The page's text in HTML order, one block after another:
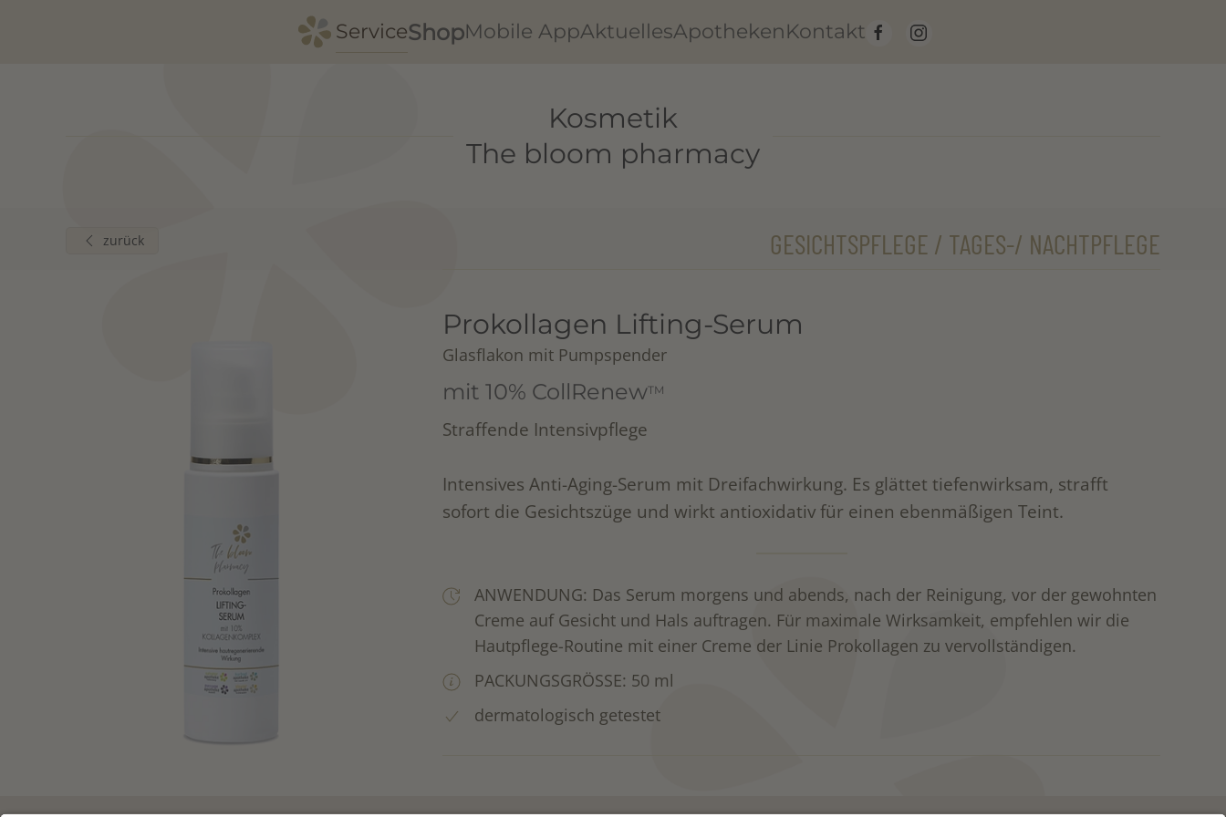
ServiceShopMobile AppAktuellesApothekenKontakt
Kosmetik
The bloom pharmacy
zurück GESICHTSPFLEGE / TAGES-/ NACHTPFLEGE
Prokollagen Lifting-Serum
Glasflakon mit Pumpspender
mit 10% CollRenew TM
Straffende Intensivpflege
Intensives Anti-Aging-Serum mit Dreifachwirkung. Es glättet tiefenwirksam, strafft
sofort die Gesichtszüge und wirkt antioxidativ für einen ebenmäßigen Teint.
ANWENDUNG: Das Serum morgens und abends, nach der Reinigung, vor der gewohnten
Creme auf Gesicht und Hals auftragen. Für maximale Wirksamkeit, empfehlen wir die
Hautpflege-Routine mit einer Creme der Linie Prokollagen zu vervollständigen.
PACKUNGSGRÖSSE: 50 ml
dermatologisch getestet